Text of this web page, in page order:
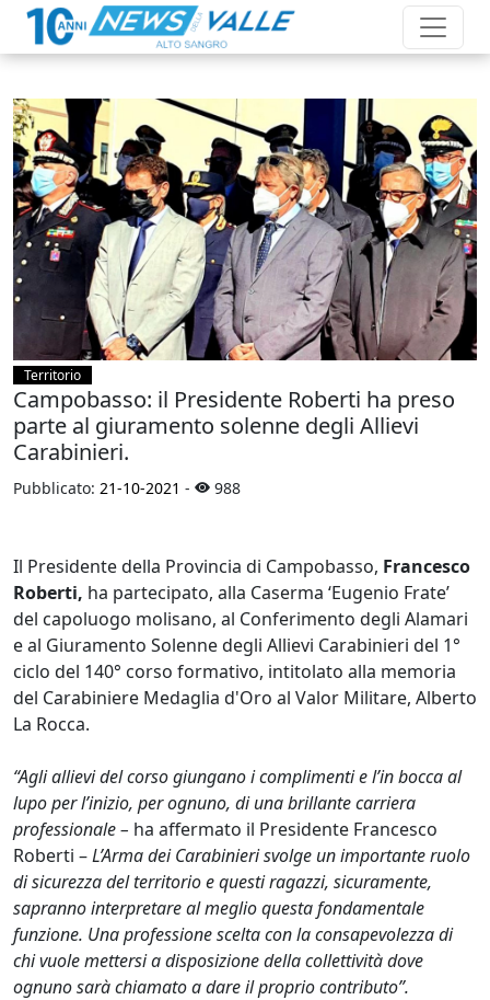
Territorio
Campobasso: il Presidente Roberti ha preso
parte al giuramento solenne degli Allievi
Carabinieri.
Pubblicato: 21-10-2021 - 988
Il Presidente della Provincia di Campobasso, Francesco
Roberti, ha partecipato, alla Caserma ‘Eugenio Frate’
del capoluogo molisano, al Conferimento degli Alamari
e al Giuramento Solenne degli Allievi Carabinieri del 1°
ciclo del 140° corso formativo, intitolato alla memoria
del Carabiniere Medaglia d'Oro al Valor Militare, Alberto
La Rocca.
“Agli allievi del corso giungano i complimenti e l’in bocca al
lupo per l’inizio, per ognuno, di una brillante carriera
professionale – ha affermato il Presidente Francesco
Roberti –L’Arma dei Carabinieri svolge un importante ruolo
di sicurezza del territorio e questi ragazzi, sicuramente,
sapranno interpretare al meglio questa fondamentale
funzione. Una professione scelta con la consapevolezza di
chi vuole mettersi a disposizione della collettività dove
ognuno sarà chiamato a dare il proprio contributo”.